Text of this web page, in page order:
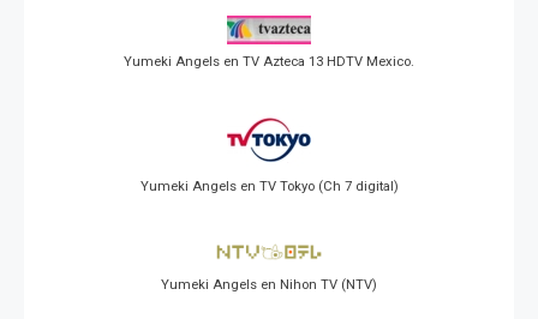
Yumeki Angels en TV Azteca 13 HDTV Mexico.
Yumeki Angels en TV Tokyo (Ch 7 digital)
Yumeki Angels en Nihon TV (NTV)